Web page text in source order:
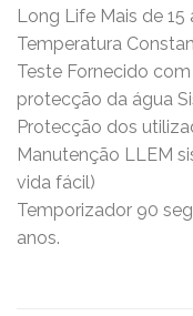
Long Life Mais de 15
Temperatura
Teste Fornecido
protecção da água
Protecção dos
Manutenção LLEM
vida fácil)
Temporizador 90
anos.